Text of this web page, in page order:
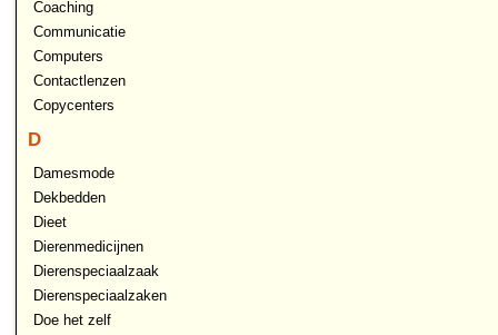
Coaching
Communicatie
Computers
Contactlenzen
Copycenters
D
Damesmode
Dekbedden
Dieet
Dierenmedicijnen
Dierenspeciaalzaak
Dierenspeciaalzaken
Doe het zelf